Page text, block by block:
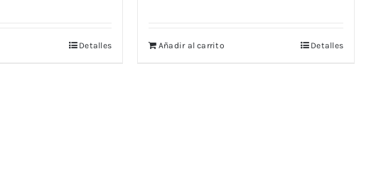
Detalles Añadir al carrito Detalles